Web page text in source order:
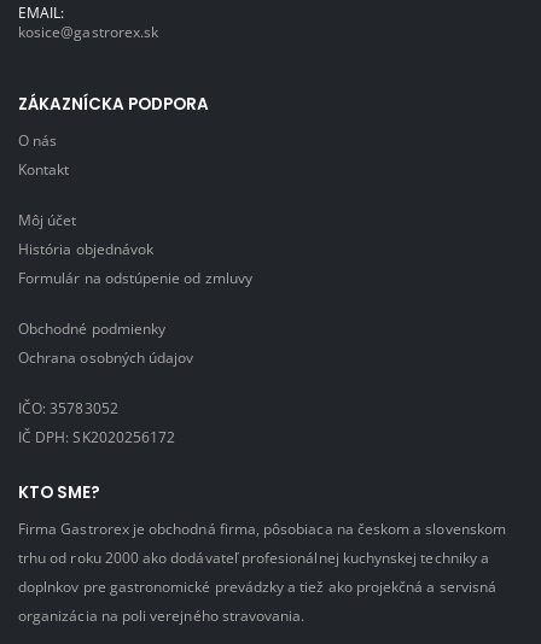
EMAIL:
kosice@gastrorex.sk
ZÁKAZNÍCKA PODPORA
O nás
Kontakt
Môj účet
História objednávok
Formulár na odstúpenie od zmluvy
Obchodné podmienky
Ochrana osobných údajov
IČO: 35783052
IČ DPH: SK2020256172
KTO SME?
Firma Gastrorex je obchodná firma, pôsobiaca na českom a slovenskom
trhu od roku 2000 ako dodávateľ profesionálnej kuchynskej techniky a
doplnkov pre gastronomické prevádzky a tiež ako projekčná a servisná
organizácia na poli verejného stravovania.